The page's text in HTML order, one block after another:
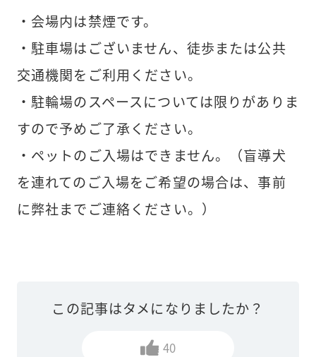
・会場内は禁煙です。
・駐車場はございません、徒歩または公共
交通機関をご利用ください。
・駐輪場のスペースについては限りがありま
すので予めご了承ください。
・ペットのご入場はできません。（盲導犬
を連れてのご入場をご希望の場合は、事前
に弊社までご連絡ください。）
この記事はタメになりましたか？
40